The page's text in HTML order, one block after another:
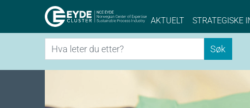
Eyde-Cluster | NCE
AKTUELT STRATEGISKE
Søk Søk